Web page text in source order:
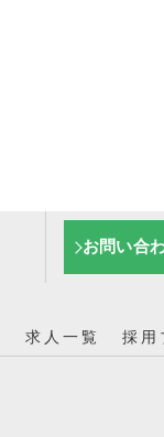
お問い合
求人一覧 採用